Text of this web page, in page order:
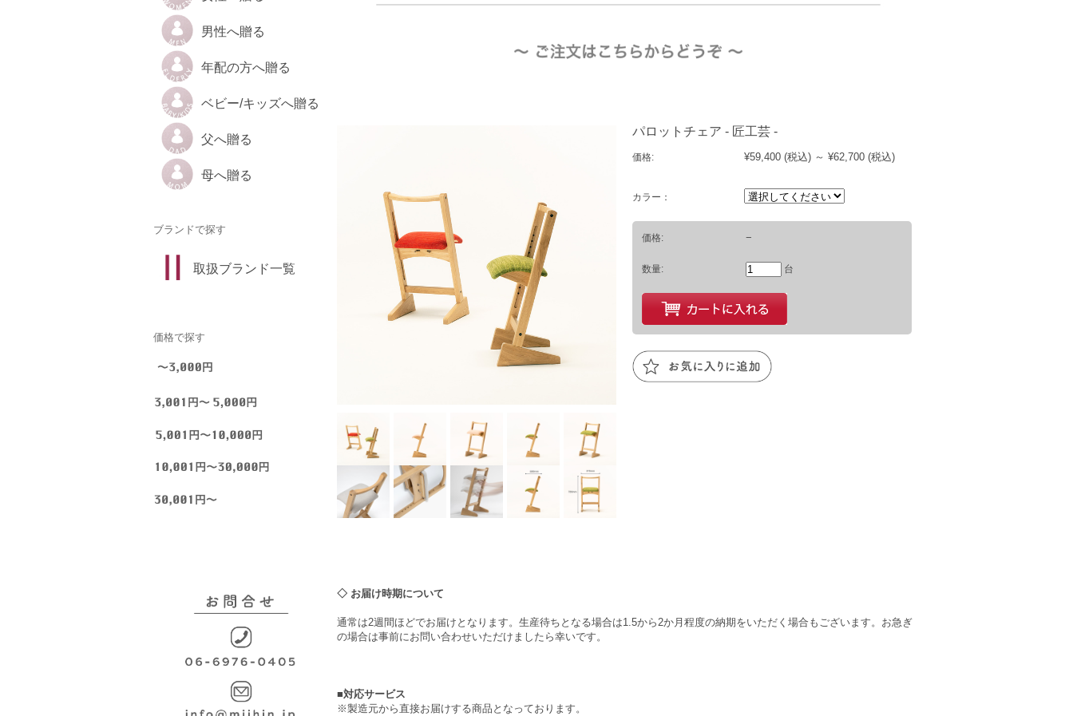
パロットチェア - 匠工芸 -
価格: ¥59,400 (税込) ～ ¥62,700 (税込)
カラー：
価格: −
数量: 台
◇ お届け時期について
通常は2週間ほどでお届けとなります。生産待ちとなる場合は1.5から2か月程度の納期をいただく場合もございます。お急ぎ
の場合は事前にお問い合わせいただけましたら幸いです。
■対応サービス
※製造元から直接お届けする商品となっております。
男性へ贈る
年配の方へ贈る
ベビー/キッズへ贈る
父へ贈る
母へ贈る
ブランドで探す
取扱ブランド一覧
価格で探す